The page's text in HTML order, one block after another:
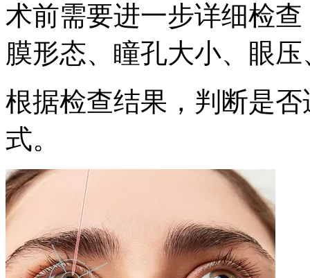
术前需要进一步详细检
膜形态、瞳孔大小、眼
根据检查结果，判断是
式。